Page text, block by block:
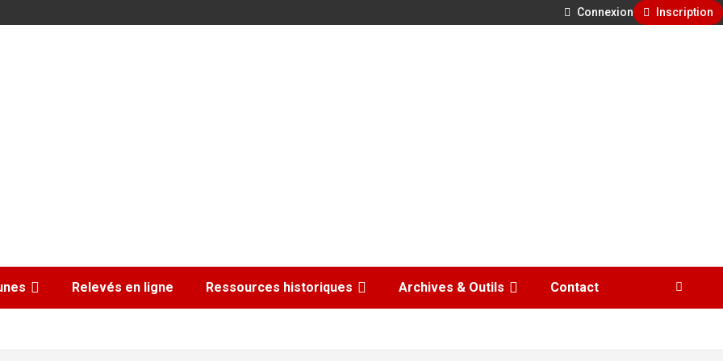
Connexion Inscription
Relevés en ligne Ressources historiques Archives & Outils Contact